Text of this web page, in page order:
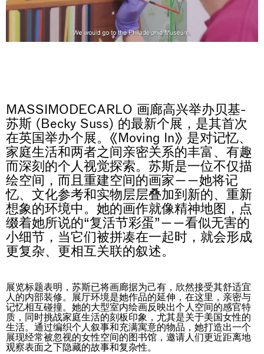
MASSIMODECARLO 画廊高兴举办贝基-
苏斯 (Becky Suss) 的最新个展，是其首次
在英国举办个展。《Moving In》 是对记忆、
家庭生活和两者之间亲密关系的丰富、有趣
而深刻的个人视觉探索。苏斯是一位不仅描
绘空间，而且重建空间的画家——她将记
忆、文化参考和实物层层叠加到新的、重新
想象的环境中。她的画作就像精神地图，点
缀着她所说的“复活节彩蛋”——看似无害的
小细节，当它们被拼凑在一起时，就会形成
更复杂、更相互关联的叙述。
展览标题表明，苏斯已将画廊据为己有，欣然接受其舒适宜
人的内部装修。展厅环境是她作品的延伸，在这里，亲密与
记忆相互碰撞。她的大型室内绘画反映出个人空间的感官特
质，同时挑战家庭生活的刻板印象，尤其是关于美国女性的
生活。通过编织个人叙事和充满寓意的物品，她打造出一个
展现经常被忽视的女性空间的图书馆，邀请人们更近距离地
观察表面之下隐藏的故事和复杂性。